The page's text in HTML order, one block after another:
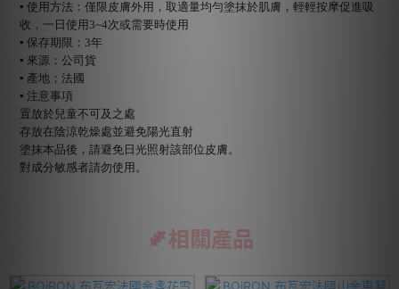
▪ 使用方法：僅限皮膚外用，取適量均勻塗抹於肌膚，輕輕按摩促進吸
收，一日使用3~4次或需要時使用
▪ 保存期限：3年
▪ 來源：公司貨
▪ 產地；法國
▪ 注意事項
置放於兒童不可及之處
存放在陰涼乾燥處並避免陽光直射
塗抹本品後，請避免日光照射該部位皮膚。
對成分敏感者請勿使用。
相關產品